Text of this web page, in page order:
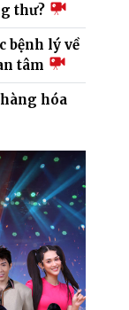
thư?
bệnh lý về
tâm
hàng hóa